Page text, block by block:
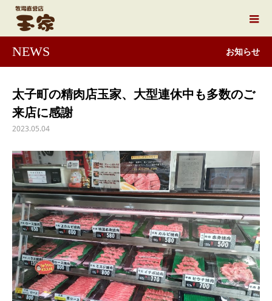
NEWS お知らせ
太子町の精肉店玉家、大型連休中も多数のご
来店に感謝
2023.05.04